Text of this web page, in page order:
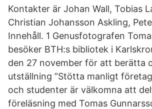
Kontakter är Johan Wall, Tobias
Christian Johansson Askling,
Innehåll. 1 Genusfotografen
besöker BTH:s bibliotek i
den 27 november för att berätta
utställning ”Stötta manligt
och studenter är välkomna att
föreläsning med Tomas